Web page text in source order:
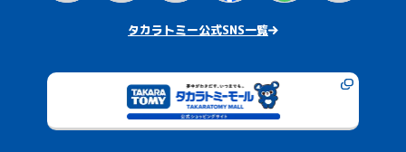
タカラトミー公式SNS一覧